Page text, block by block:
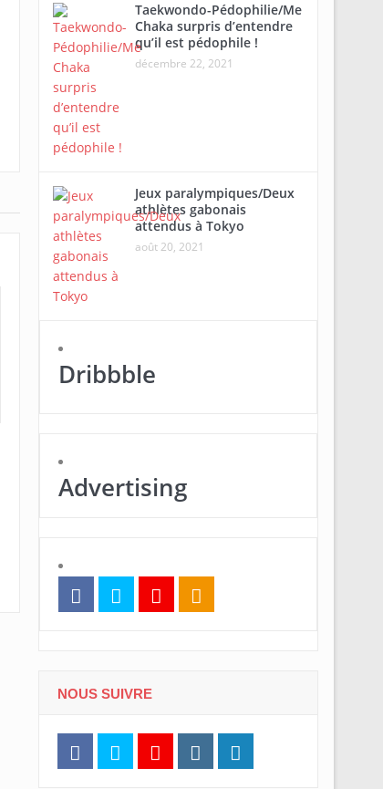
Taekwondo-Pédophilie/Me
Chaka surpris d’entendre
qu’il est pédophile !
décembre 22, 2021
Jeux paralympiques/Deux
athlètes gabonais
attendus à Tokyo
août 20, 2021
Dribbble
Advertising
NOUS SUIVRE